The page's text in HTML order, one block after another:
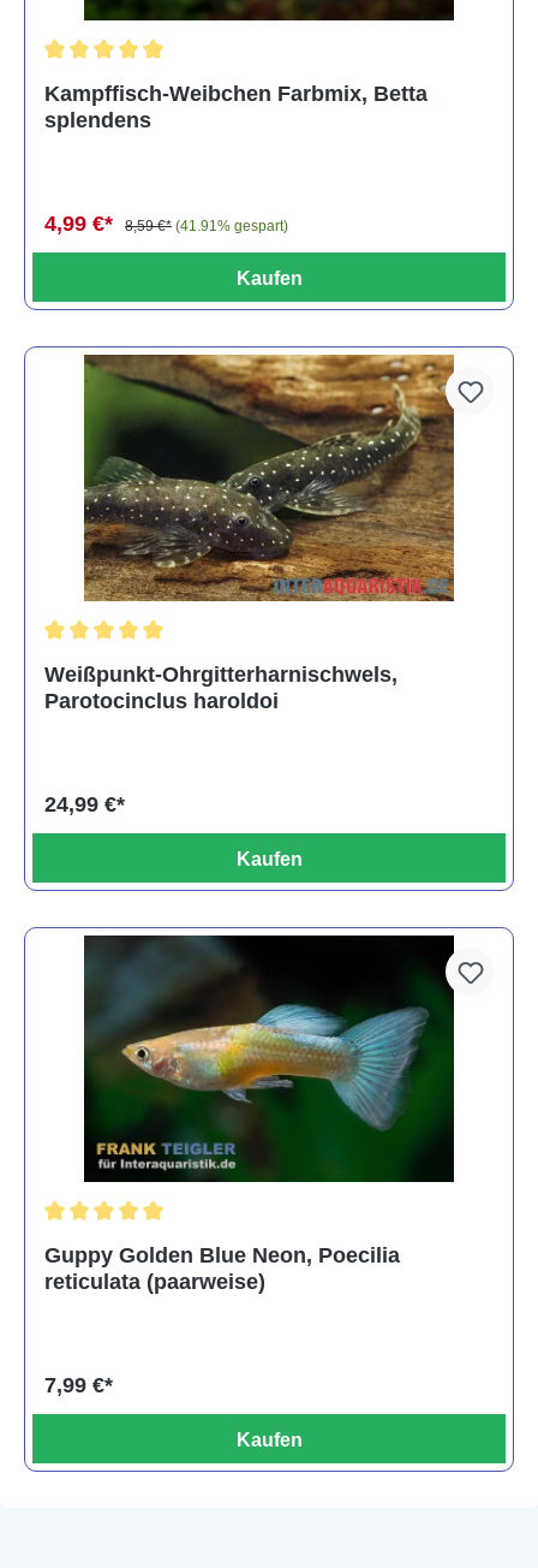
Kampffisch-Weibchen Farbmix, Betta
splendens
4,99 €* 8,59 €* (41.91% gespart)
Kaufen
Weißpunkt-Ohrgitterharnischwels,
Parotocinclus haroldoi
24,99 €*
Kaufen
Guppy Golden Blue Neon, Poecilia
reticulata (paarweise)
7,99 €*
Kaufen